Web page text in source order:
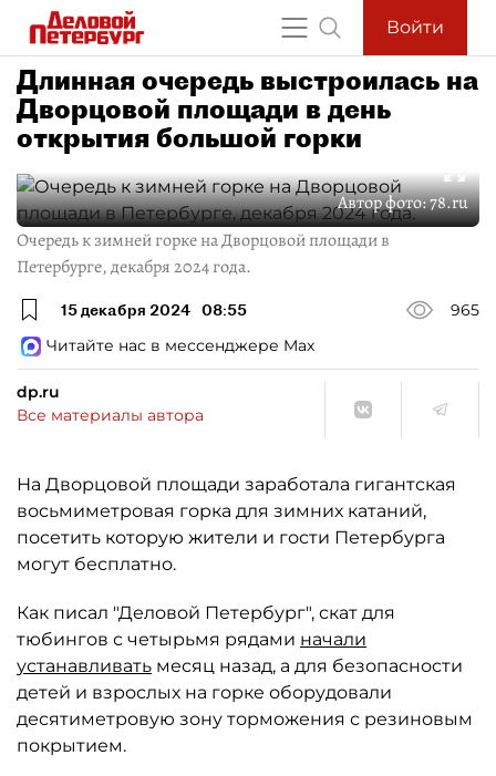
Войти
Длинная очередь выстроилась на
Дворцовой площади в день
открытия большой горки
Автор фото:78.ru
Очередь к зимней горке на Дворцовой площади в
Петербурге, декабря 2024 года.
15 декабря 2024 08:55
965
Читайте нас в мессенджере Max
dp.ru
Все материалы автора
На Дворцовой площади заработала гигантская
восьмиметровая горка для зимних катаний,
посетить которую жители и гости Петербурга
могут бесплатно.
Как писал "Деловой Петербург", скат для
тюбингов с четырьмя рядами начали
устанавливать месяц назад, а для безопасности
детей и взрослых на горке оборудовали
десятиметровую зону торможения с резиновым
покрытием.